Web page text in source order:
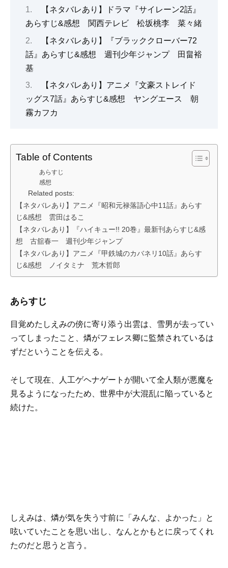
【ネタバレあり】ドラマ『サイレーン2話』
あらすじ&感想 関西テレビ 松坂桃李 菜々緒
【ネタバレあり】『ブラッククローバー72
話』あらすじ&感想 週刊少年ジャンプ 田畠裕
基
【ネタバレあり】アニメ『文豪ストレイド
ッグス7話』あらすじ&感想 ヤングエース 朝
霧カフカ
Table of Contents
あらすじ
感想
Related posts:
【ネタバレあり】アニメ『昭和元禄落語心中11話』あらす
じ&感想 雲田はるこ
【ネタバレあり】『ハイキュー!! 20巻』最新刊あらすじ&感
想 古舘春一 週刊少年ジャンプ
【ネタバレあり】アニメ『甲鉄城のカバネリ10話』あらす
じ&感想 ノイタミナ 荒木哲郎
あらすじ
目覚めたしえみの傍に寄り添う出雲は、雪男が去ってい
ってしまったこと、燐がフェレス卿に監禁されているは
ずだということを伝える。
そして現在、人工ゲヘナゲートが開いて全人類が悪魔を
見るようになったため、世界中が大混乱に陥っていると
続けた。
しえみは、燐が気を失う寸前に「みんな、よかった」と
呟いていたことを思い出し、なんとかもとに戻ってくれ
たのだと思うと言う。